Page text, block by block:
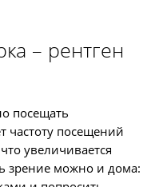
– рентген
посещать
частоту посещений
увеличивается
зрение можно и дома: